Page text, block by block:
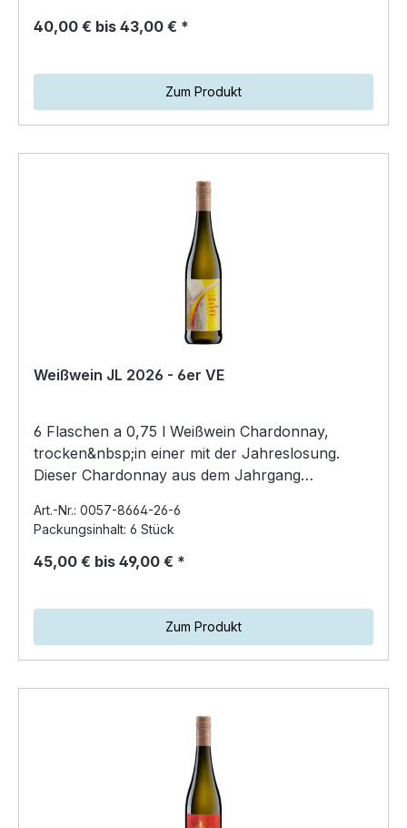
40,00 € bis 43,00 € *
Zum Produkt
Weißwein JL 2026 - 6er VE
6 Flaschen a 0,75 l Weißwein Chardonnay,
trocken&nbsp;in einer mit der Jahreslosung.
Dieser Chardonnay aus dem Jahrgang
Art.-Nr.: 0057-8664-26-6
Packungsinhalt: 6 Stück
45,00 € bis 49,00 € *
Zum Produkt